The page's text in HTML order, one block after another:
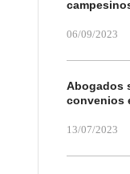
06/09/2023
Abogados
convenios
13/07/2023